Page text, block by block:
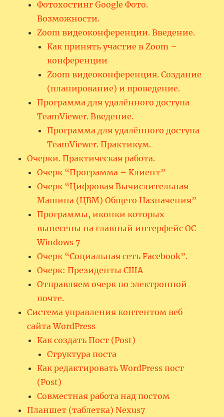
Фотохостинг Google Фото.
Возможности.
Zoom видеоконференции. Введение.
Как принять участие в Zoom –
конференции
Zoom видеоконференция. Создание
(планирование) и проведение.
Программа для удалённого доступа
TeamViewer. Введение.
Программа для удалённого доступа
TeamViewer. Практикум.
Очерки. Практическая работа.
Очерк “Программа – Клиент”
Очерк “Цифровая Вычислительная
Машина (ЦВМ) Общего Назначения”
Программы, иконки которых
вынесены на главный интерфейс ОС
Windows 7
Очерк “Социальная сеть Facebook”.
Очерк: Президенты США
Отправляем очерк по электронной
почте.
Система управления контентом веб
сайта WordPress
Как создать Пост (Post)
Структура поста
Как редактировать WordPress пост
(Post)
Совместная работа над постом
Планшет (таблетка) Nexus7